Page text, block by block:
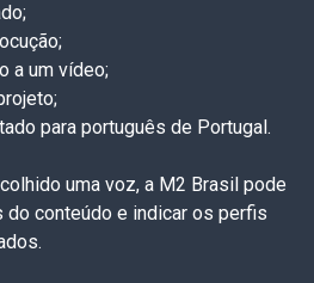
a um vídeo;
para português de Portugal.
uma voz, a M2 Brasil pode
do conteúdo e indicar os perfis